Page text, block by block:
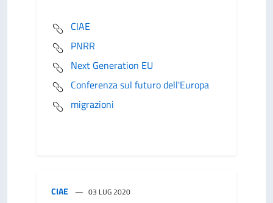
CIAE
PNRR
Next Generation EU
Conferenza sul futuro dell'Europa
migrazioni
CIAE 03 LUG 2020